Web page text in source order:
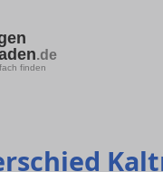
.de
finden